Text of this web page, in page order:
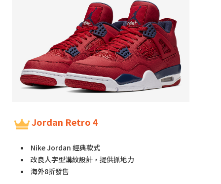
Jordan Retro 4
Nike Jordan 經典款式
改良人字型溝紋設計，提供抓地力
海外8折發售